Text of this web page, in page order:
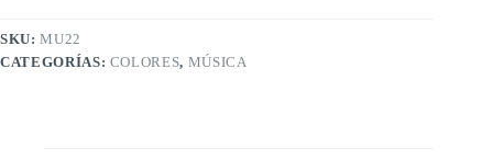
SKU:MU22
CATEGORÍAS: COLORES, MÚSICA